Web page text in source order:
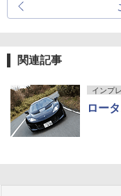
関連記事
インプ
ロー